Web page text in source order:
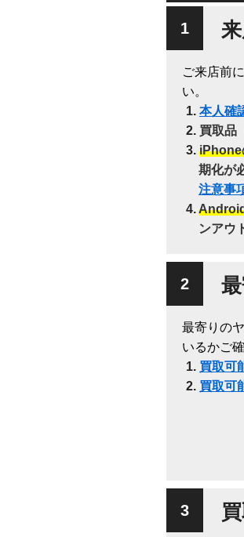
ご来店前
い。
本人確
買取品
iPhone
期化が
注意事
ンアウ
最寄りの
いるかご
買取可
買取可